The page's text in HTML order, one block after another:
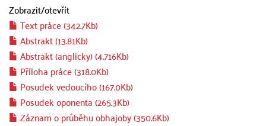
Zobrazit/otevřít
Text práce (342.7Kb)
Abstrakt (13.81Kb)
Abstrakt (anglicky) (4.716Kb)
Příloha práce (318.0Kb)
Posudek vedoucího (167.0Kb)
Posudek oponenta (265.3Kb)
Záznam o průběhu obhajoby (350.6Kb)